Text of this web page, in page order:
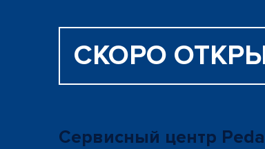
СКОРО
Сервисный центр